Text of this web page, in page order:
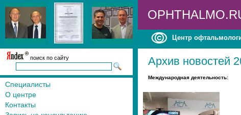
Центр
поиск по сайту
Специалисты
О центре
Контакты
Архив новостей
Международная деятельность: